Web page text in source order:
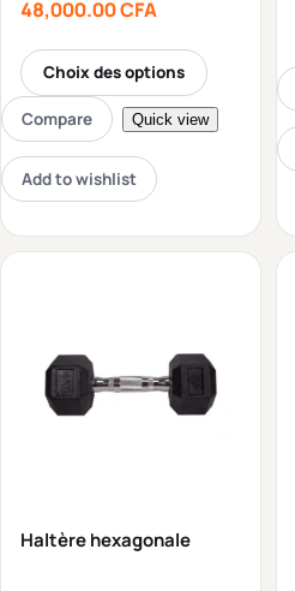
48,000.00CFA
Choix des options
Compare Quick view
Add to wishlist
Haltère hexagonale